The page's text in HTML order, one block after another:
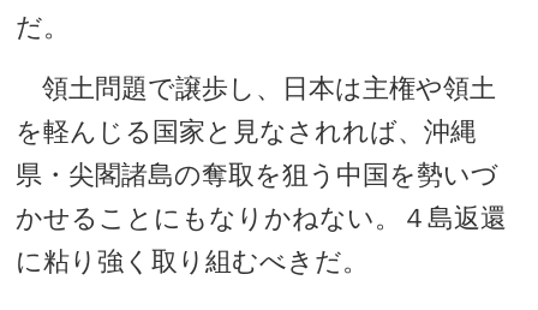
だ。
領土問題で譲歩し、日本は主権や領土
を軽んじる国家と見なされれば、沖縄
県・尖閣諸島の奪取を狙う中国を勢いづ
かせることにもなりかねない。４島返還
に粘り強く取り組むべきだ。